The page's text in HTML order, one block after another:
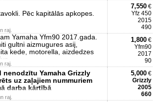
Pēc kapitālās apkopes.
raj.
7,550 €
Yfz 450
2015
490
Yamaha Yfm90 2017.gada.
gultni aizmugures asij,
kede, motorella, aizdedzes
raj.
1,800 €
Yfm90
2017
90
nenodzītu Yamaha Grizzly
uz zaļajiem nummuriem
darba kārtībā
raj.
5,000 €
Grizzly
2005
660